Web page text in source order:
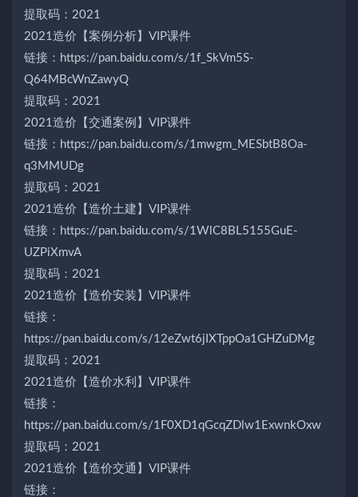
提取码：2021
2021造价【案例分析】VIP课件
链接：https://pan.baidu.com/s/1f_SkVm5S-
Q64MBcWnZawyQ
提取码：2021
2021造价【交通案例】VIP课件
链接：https://pan.baidu.com/s/1mwgm_MESbtB8Oa-
q3MMUDg
提取码：2021
2021造价【造价土建】VIP课件
链接：https://pan.baidu.com/s/1WlC8BL5155GuE-
UZPiXmvA
提取码：2021
2021造价【造价安装】VIP课件
链接：
https://pan.baidu.com/s/12eZwt6jIXTppOa1GHZuDMg
提取码：2021
2021造价【造价水利】VIP课件
链接：
https://pan.baidu.com/s/1F0XD1qGcqZDlw1ExwnkOxw
提取码：2021
2021造价【造价交通】VIP课件
链接：